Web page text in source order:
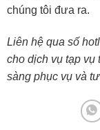
chúng tôi đưa ra.
Liên hệ qua số
cho dịch vụ tạp vụ
sàng phục vụ và